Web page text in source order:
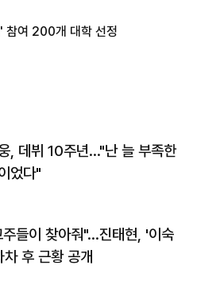
참여 200개 대학 선정
, 데뷔 10주년…"난 늘 부족한
었다"
주들이 찾아줘"…진태현, '이숙
차 후 근황 공개